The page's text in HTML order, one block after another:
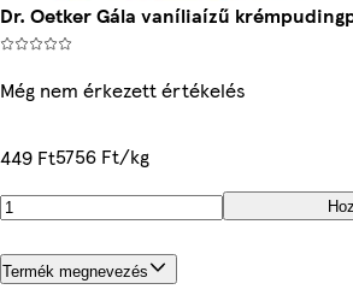
Dr. Oetker Gála vaníliaízű
Még nem érkezett értékelés
449 Ft5756 Ft/kg
Termék megnevezés